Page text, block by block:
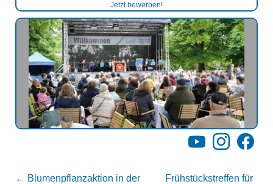
Jetzt bewerben!
YouTubeInstagram
← Blumenpflanzaktion in der
Frühstückstreffen für